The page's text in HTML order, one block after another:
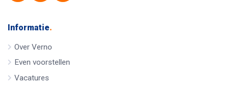
Informatie.
Over Verno
Even voorstellen
Vacatures